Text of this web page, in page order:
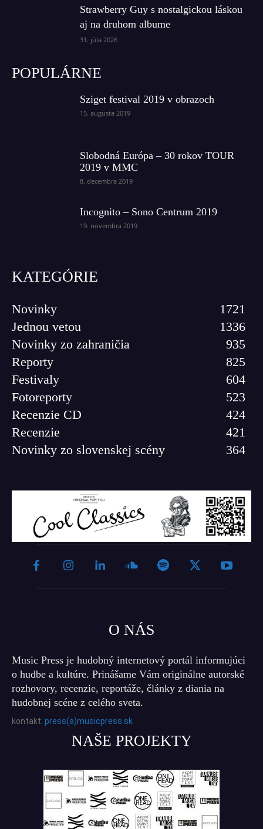
Strawberry Guy s nostalgickou láskou
aj na druhom albume
31. júla 2026
POPULÁRNE
Sziget festival 2019 v obrazoch
15. augusta 2019
Slobodná Európa – 30 rokov TOUR
2019 v MMC
8. decembra 2019
Incognito – Sono Centrum 2019
19. novembra 2019
KATEGÓRIE
Novinky
1721
Jednou vetou
1336
Novinky zo zahraničia
935
Reporty
825
Festivaly
604
Fotoreporty
523
Recenzie CD
424
Recenzie
421
Novinky zo slovenskej scény
364
O NÁS
Music Press je hudobný internetový portál informujúci
o hudbe a kultúre. Prinášame Vám originálne autorské
rozhovory, recenzie, reportáže, články z diania na
hudobnej scéne z celého sveta.
kontakt: press(a)musicpress.sk
NAŠE PROJEKTY